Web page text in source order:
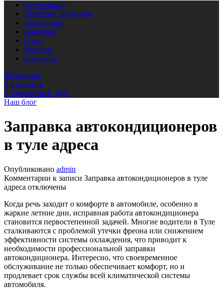
Автоклимат
Подогрев двигателя
Аксессуары
Наш блог
О нас
Помощь
Контакты
Избранное
0 Сравнить
0 элементов 0 руб.
Наш блог
Заправка автокондиционеров
в туле адреса
Опубликовано admin
Комментарии к записи Заправка автокондиционеров в туле
адреса отключены
Когда речь заходит о комфорте в автомобиле, особенно в
жаркие летние дни, исправная работа автокондиционера
становится первостепенной задачей. Многие водители в Туле
сталкиваются с проблемой утечки фреона или снижением
эффективности системы охлаждения, что приводит к
необходимости профессиональной заправки
автокондиционера. Интересно, что своевременное
обслуживание не только обеспечивает комфорт, но и
продлевает срок службы всей климатической системы
автомобиля.